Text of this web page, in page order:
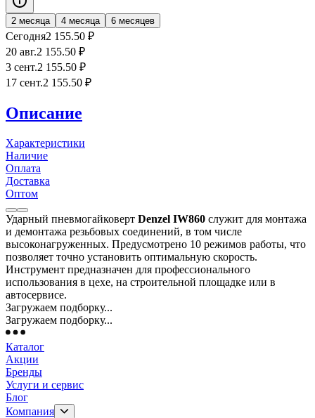
2 месяца 4 месяца 6 месяцев
Сегодня2 155.50 ₽
20 авг.2 155.50 ₽
3 сент.2 155.50 ₽
17 сент.2 155.50 ₽
Описание
Характеристики
Наличие
Оплата
Доставка
Оптом
Ударный пневмогайковерт Denzel IW860 служит для монтажа
и демонтажа резьбовых соединений, в том числе
высоконагруженных. Предусмотрено 10 режимов работы, что
позволяет точно установить оптимальную скорость.
Инструмент предназначен для профессионального
использования в цехе, на строительной площадке или в
автосервисе.
Загружаем подборку...
Загружаем подборку...
Каталог
Акции
Бренды
Услуги и сервис
Блог
Компания